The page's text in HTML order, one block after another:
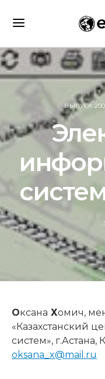
ВЫПУСК
Оксана Хомич,
«Казахстанский
систем», г.Астана,
oksana_x@mail.ru